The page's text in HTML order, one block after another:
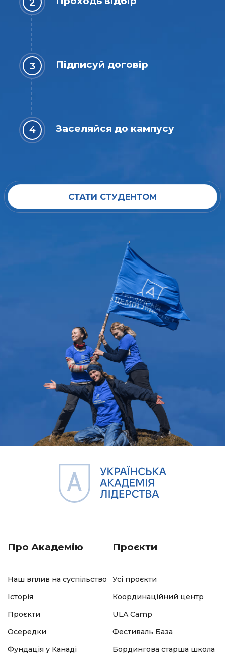
Підписуй договір
Заселяйся до кампусу
СТАТИ СТУДЕНТОМ
Про Академію
Наш вплив на суспільство
Історія
Проєкти
Осередки
Фундація у Канаді
Проєкти
Усі проєкти
Координаційний центр
ULA Camp
Фестиваль База
Бордингова старша школа